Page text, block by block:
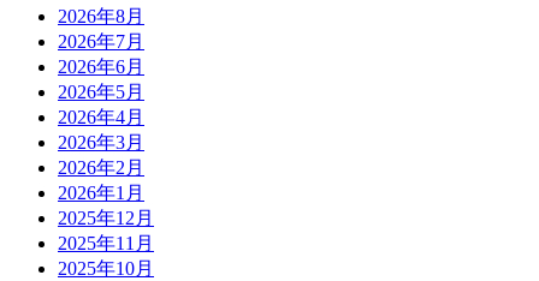
2026年8月
2026年7月
2026年6月
2026年5月
2026年4月
2026年3月
2026年2月
2026年1月
2025年12月
2025年11月
2025年10月